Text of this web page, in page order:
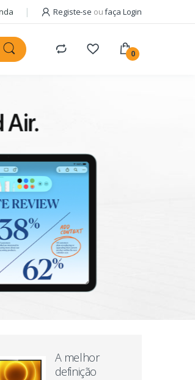
Registe-se oufaça Login
0
A melhor
definição